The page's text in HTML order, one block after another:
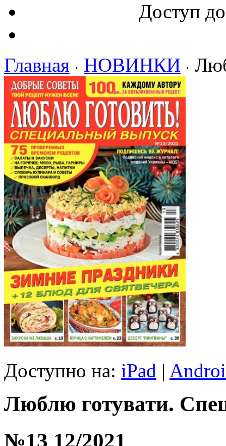
Доступ
Главная · НОВИНКИ ·
Доступно на: iPad |
Люблю готувати.
№13 12/2021